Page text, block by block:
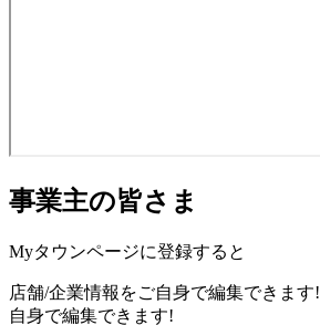
事業主の皆さま
Myタウンページに登録すると
店舗/企業情報をご自身で編集できます!
自身で編集できます!